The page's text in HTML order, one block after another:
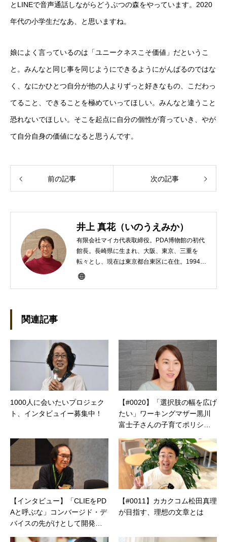
とLINEで音声通話しながらどうぶつの森をやっています。2020
年代の小学生だなあ、と思いますね。
娘によく言っているのは「ユニークネスこそ価値」だというこ
と。みんなと同じ事を同じようにできるようにがんばるのではな
く、なにかひとつ自分が他の人よりずっと好きなもの、こだわっ
てること、できることを極めていってほしい。みんなと違うこと
恐れないでほしい。そこを起点に自分の個性が育っていき、やが
て自分自身の価値になると思うんです。
前の記事 次の記事
井上 真花（いのうえみか）
有限会社マイカ代表取締役。PDA博物館の初代
館長。長崎県に生まれ、大阪、東京、三重を
転々とし、現在は東京都台東区に在住。1994年
にHP100LXと出会ったのをきかっけに、フリ
制作。プライベートでは、井上円了哲学塾の第
一期修了生として「哲学カフェ＠神保町」の世
話人、2020年以降は「なごテツ」のオンライン
カフェの世話人を務める。趣味は考えること。
関連記事
1000人に会いたいプロジェク
ト、インタビュイー募集中！
【#0020】「選択肢の幅を広げ
たい」ワーキングマザー黒川
富士子さんの子育てポリシー
【インタビュー】「CLIEをPD
Aと呼ぶな」コンバージド・デ
バイスの先がけとして開発さ
【#0011】カカクコム松田真理
が目指す、理想の文章とは